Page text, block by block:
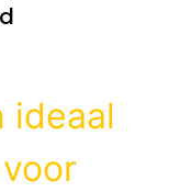
ideaal